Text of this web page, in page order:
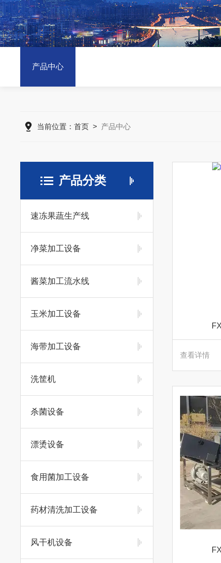
产品中心
当前位置： 首页> 产品中心
产品分类
速冻果蔬生产线
净菜加工设备
酱菜加工流水线
玉米加工设备
海带加工设备
洗筐机
杀菌设备
漂烫设备
食用菌加工设备
药材清洗加工设备
风干机设备
查看详情